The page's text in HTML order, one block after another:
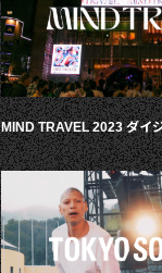
MIND TRAVEL 2023 ダイ